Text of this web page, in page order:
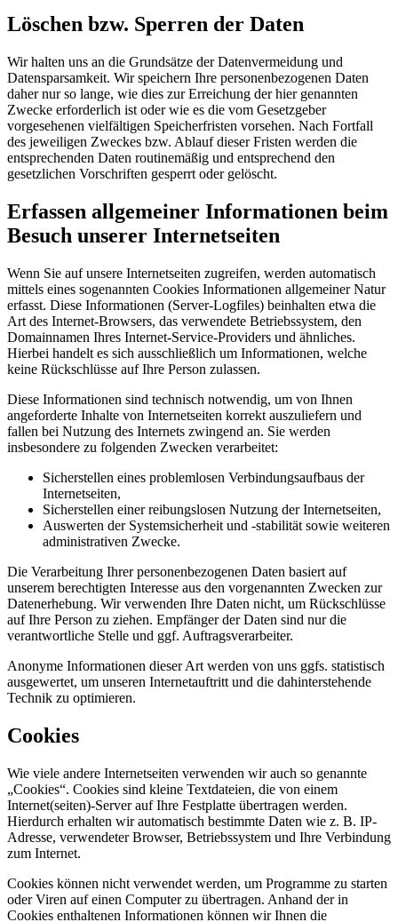
Löschen bzw. Sperren der Daten
Wir halten uns an die Grundsätze der Datenvermeidung und
Datensparsamkeit. Wir speichern Ihre personenbezogenen Daten
daher nur so lange, wie dies zur Erreichung der hier genannten
Zwecke erforderlich ist oder wie es die vom Gesetzgeber
vorgesehenen vielfältigen Speicherfristen vorsehen. Nach Fortfall
des jeweiligen Zweckes bzw. Ablauf dieser Fristen werden die
entsprechenden Daten routinemäßig und entsprechend den
gesetzlichen Vorschriften gesperrt oder gelöscht.
Erfassen allgemeiner Informationen beim
Besuch unserer Internetseiten
Wenn Sie auf unsere Internetseiten zugreifen, werden automatisch
mittels eines sogenannten Cookies Informationen allgemeiner Natur
erfasst. Diese Informationen (Server-Logfiles) beinhalten etwa die
Art des Internet-Browsers, das verwendete Betriebssystem, den
Domainnamen Ihres Internet-Service-Providers und ähnliches.
Hierbei handelt es sich ausschließlich um Informationen, welche
keine Rückschlüsse auf Ihre Person zulassen.
Diese Informationen sind technisch notwendig, um von Ihnen
angeforderte Inhalte von Internetseiten korrekt auszuliefern und
fallen bei Nutzung des Internets zwingend an. Sie werden
insbesondere zu folgenden Zwecken verarbeitet:
Sicherstellen eines problemlosen Verbindungsaufbaus der
Internetseiten,
Sicherstellen einer reibungslosen Nutzung der Internetseiten,
Auswerten der Systemsicherheit und -stabilität sowie weiteren
administrativen Zwecke.
Die Verarbeitung Ihrer personenbezogenen Daten basiert auf
unserem berechtigten Interesse aus den vorgenannten Zwecken zur
Datenerhebung. Wir verwenden Ihre Daten nicht, um Rückschlüsse
auf Ihre Person zu ziehen. Empfänger der Daten sind nur die
verantwortliche Stelle und ggf. Auftragsverarbeiter.
Anonyme Informationen dieser Art werden von uns ggfs. statistisch
ausgewertet, um unseren Internetauftritt und die dahinterstehende
Technik zu optimieren.
Cookies
Wie viele andere Internetseiten verwenden wir auch so genannte
„Cookies“. Cookies sind kleine Textdateien, die von einem
Internet(seiten)-Server auf Ihre Festplatte übertragen werden.
Hierdurch erhalten wir automatisch bestimmte Daten wie z. B. IP-
Adresse, verwendeter Browser, Betriebssystem und Ihre Verbindung
zum Internet.
Cookies können nicht verwendet werden, um Programme zu starten
oder Viren auf einen Computer zu übertragen. Anhand der in
Cookies enthaltenen Informationen können wir Ihnen die